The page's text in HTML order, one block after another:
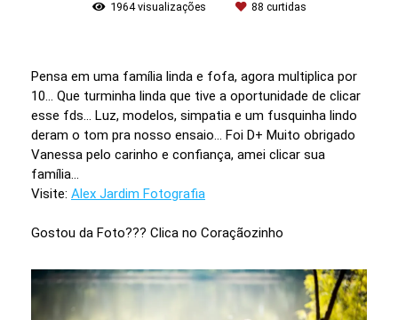
1964visualizações 88 curtidas
Pensa em uma família linda e fofa, agora multiplica por
10... Que turminha linda que tive a oportunidade de clicar
esse fds... Luz, modelos, simpatia e um fusquinha lindo
deram o tom pra nosso ensaio... Foi D+ Muito obrigado
Vanessa pelo carinho e confiança, amei clicar sua
família...
Visite: Alex Jardim Fotografia
Gostou da Foto??? Clica no Coraçãozinho